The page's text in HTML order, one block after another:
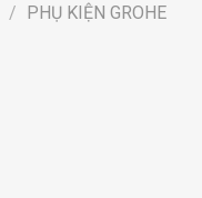
/ PHỤ KIỆN GROHE